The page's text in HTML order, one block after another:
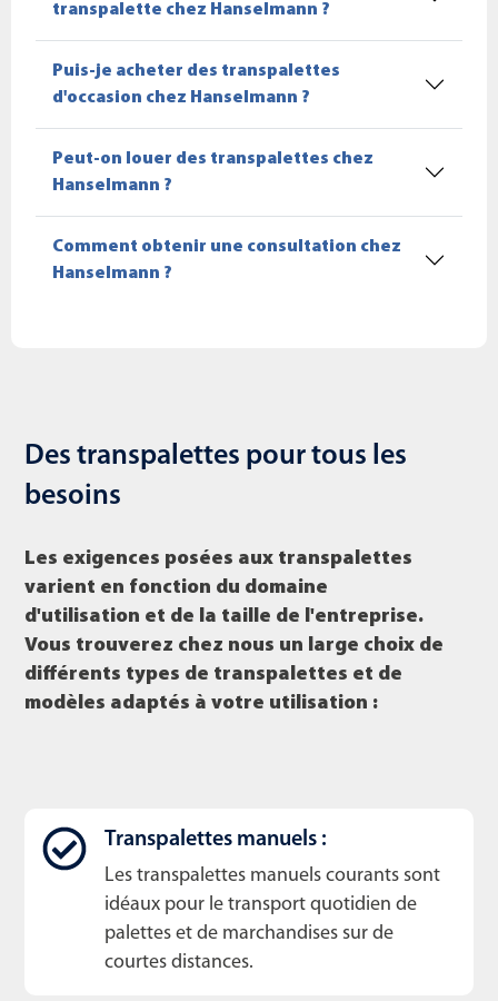
transpalette chez Hanselmann ?
Puis-je acheter des transpalettes
d'occasion chez Hanselmann ?
Peut-on louer des transpalettes chez
Hanselmann ?
Comment obtenir une consultation chez
Hanselmann ?
Des transpalettes pour tous les
besoins
Les exigences posées aux transpalettes
varient en fonction du domaine
d'utilisation et de la taille de l'entreprise.
Vous trouverez chez nous un large choix de
différents types de transpalettes et de
modèles adaptés à votre utilisation :
Transpalettes manuels :
Les transpalettes manuels courants sont
idéaux pour le transport quotidien de
palettes et de marchandises sur de
courtes distances.